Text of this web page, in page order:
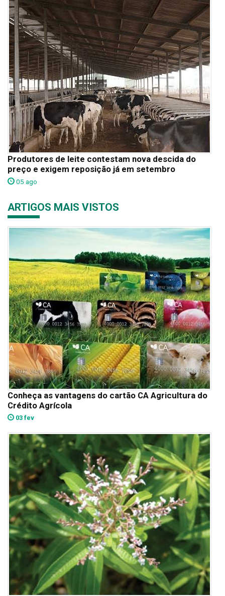
Produtores de leite contestam nova descida do
preço e exigem reposição já em setembro
05 ago
ARTIGOS MAIS VISTOS
Conheça as vantagens do cartão CA Agricultura do
Crédito Agrícola
03 fev